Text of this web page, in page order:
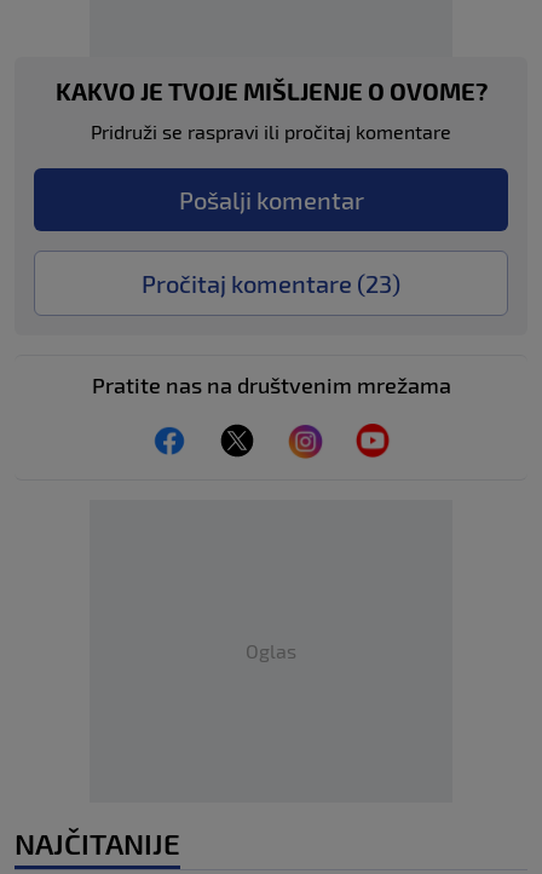
KAKVO JE TVOJE MIŠLJENJE O OVOME?
Pridruži se raspravi ili pročitaj komentare
Pošalji komentar
Pročitaj komentare (23)
Pratite nas na društvenim mrežama
Oglas
NAJČITANIJE